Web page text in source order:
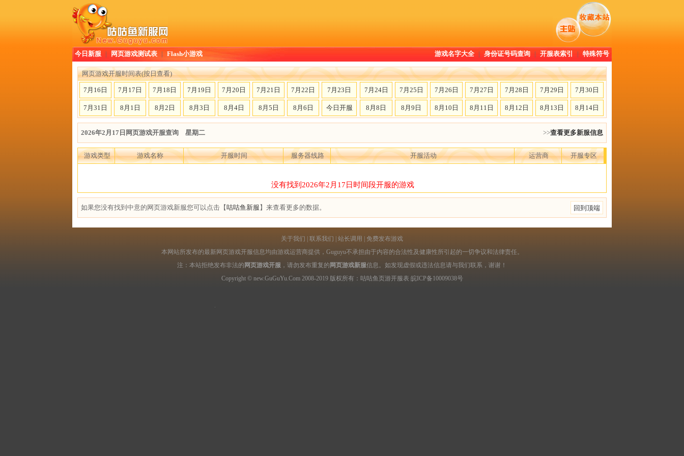
游戏名字大全 | 身份证号码查询 | 开服表索引 | 特殊符号
今日新服 | 网页游戏测试表 | Flash小游戏
网页游戏开服时间表(按日查看)
7月16日 7月17日 7月18日 7月19日 7月20日 7月21日 7月22日 7月23日 7月24日 7月25日 7月26日 7月27日 7月28日 7月29日 7月30日
7月31日 8月1日 8月2日 8月3日 8月4日 8月5日 8月6日 今日开服 8月8日 8月9日 8月10日 8月11日 8月12日 8月13日 8月14日
>>查看更多新服信息
2026年2月17日网页游戏开服查询 星期二
游戏类型 游戏名称 开服时间 服务器线路 开服活动 运营商 开服专区
没有找到2026年2月17日时间段开服的游戏
回到顶端
如果您没有找到中意的网页游戏新服您可以点击【咕咕鱼新服 】来查看更多的数据。
关于我们 联系我们 站长调用
免费发布游戏
本网站所发布的最新网页游戏开服信息均由游戏运营商提供，Guguyu不承担由于内容的合法性及健康性所引起的一切争议和法律责任。
注：本站拒绝发布非法的 网页游戏开服 ，请勿发布重复的 网页游戏新服信息。如发现虚假或违法信息请与我们联系，谢谢！
Copyright © new.GuGuYu.Com 2008-2019 版权所有：咕咕鱼页游开服表 皖ICP备10009038号